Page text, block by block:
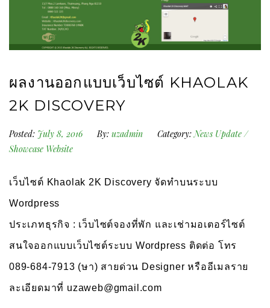
ผลงานออกแบบเว็บไซต์ KHAOLAK
2K DISCOVERY
Posted: July 8, 2016 By: uzadmin Category: News Update/
Showcase Website
เว็บไซต์ Khaolak 2K Discovery จัดทำบนระบบ
Wordpress
ประเภทธุรกิจ : เว็บไซต์จองที่พัก และเช่ามอเตอร์ไซต์
สนใจออกแบบเว็บไซต์ระบบ Wordpress ติดต่อ โทร
089-684-7913 (ษา) สายด่วน Designer หรืออีเมลราย
ละเอียดมาที่ uzaweb@gmail.com